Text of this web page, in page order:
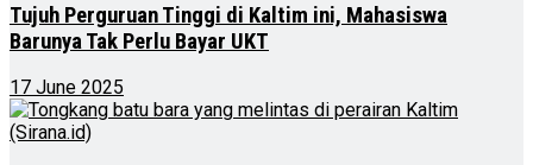
Tujuh Perguruan Tinggi di Kaltim ini, Mahasiswa
Barunya Tak Perlu Bayar UKT
17 June 2025